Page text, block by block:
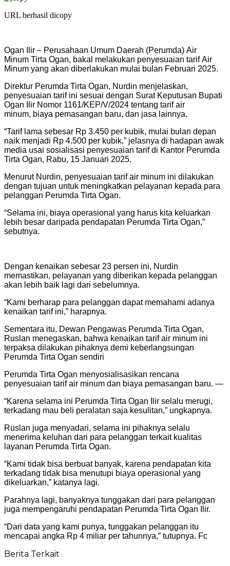
URL berhasil dicopy
Ogan Ilir – Perusahaan Umum Daerah (Perumda) Air
Minum Tirta Ogan, bakal melakukan penyesuaian tarif Air
Minum yang akan diberlakukan mulai bulan Februari 2025.
Direktur Perumda Tirta Ogan, Nurdin menjelaskan,
penyesuaian tarif ini sesuai dengan Surat Keputusan Bupati
Ogan Ilir Nomor 1161/KEP/V/2024 tentang tarif air
minum, biaya pemasangan baru, dan jasa lainnya.
“Tarif lama sebesar Rp 3.450 per kubik, mulai bulan depan
naik menjadi Rp 4.500 per kubik,” jelasnya di hadapan awak
media usai sosialisasi penyesuaian tarif di Kantor Perumda
Tirta Ogan, Rabu, 15 Januari 2025.
Menurut Nurdin, penyesuaian tarif air minum ini dilakukan
dengan tujuan untuk meningkatkan pelayanan kepada para
pelanggan Perumda Tirta Ogan.
“Selama ini, biaya operasional yang harus kita keluarkan
lebih besar daripada pendapatan Perumda Tirta Ogan,”
sebutnya.
Dengan kenaikan sebesar 23 persen ini, Nurdin
memastikan, pelayanan yang diberikan kepada pelanggan
akan lebih baik lagi dari sebelumnya.
“Kami berharap para pelanggan dapat memahami adanya
kenaikan tarif ini,” harapnya.
Sementara itu, Dewan Pengawas Perumda Tirta Ogan,
Ruslan menegaskan, bahwa kenaikan tarif air minum ini
terpaksa dilakukan pihaknya demi keberlangsungan
Perumda Tirta Ogan sendiri
Perumda Tirta Ogan menyosialisasikan rencana
penyesuaian tarif air minum dan biaya pemasangan baru. —
“Karena selama ini Perumda Tirta Ogan Ilir selalu merugi,
terkadang mau beli peralatan saja kesulitan,” ungkapnya.
Ruslan juga menyadari, selama ini pihaknya selalu
menerima keluhan dari para pelanggan terkait kualitas
layanan Perumda Tirta Ogan.
“Kami tidak bisa berbuat banyak, karena pendapatan kita
terkadang tidak bisa menutupi biaya operasional yang
dikeluarkan,” katanya lagi.
Parahnya lagi, banyaknya tunggakan dari para pelanggan
juga mempengaruhi pendapatan Perumda Tirta Ogan Ilir.
“Dari data yang kami punya, tunggakan pelanggan itu
mencapai angka Rp 4 miliar per tahunnya,” tutupnya. Fc
Berita Terkait